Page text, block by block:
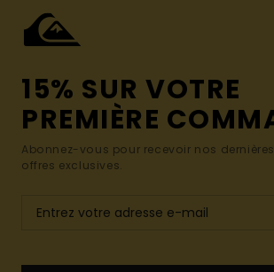
15% SUR VOTRE
PREMIÈRE
Abonnez-vous pour recevoir nos
offres exclusives.